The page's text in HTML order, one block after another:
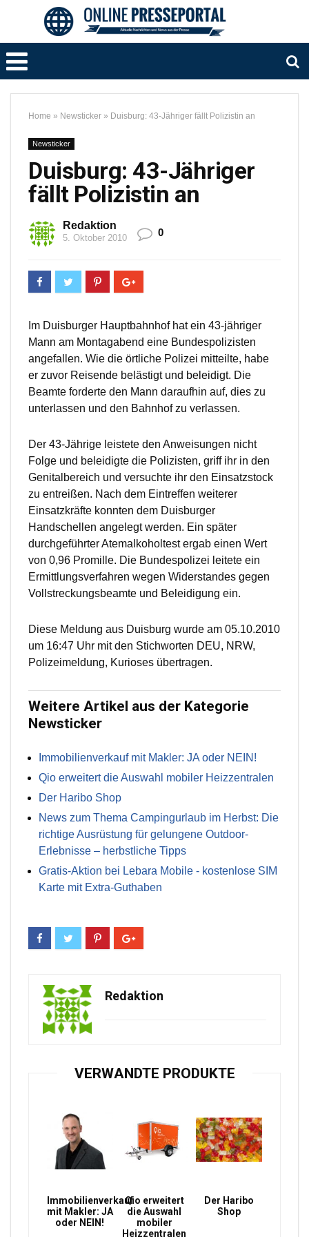
Home » Newsticker » Duisburg: 43-Jähriger fällt Polizistin an
Newsticker
Duisburg: 43-Jähriger
fällt Polizistin an
Redaktion
5. Oktober 2010 0
Im Duisburger Hauptbahnhof hat ein 43-jähriger
Mann am Montagabend eine Bundespolizisten
angefallen. Wie die örtliche Polizei mitteilte, habe
er zuvor Reisende belästigt und beleidigt. Die
Beamte forderte den Mann daraufhin auf, dies zu
unterlassen und den Bahnhof zu verlassen.
Der 43-Jährige leistete den Anweisungen nicht
Folge und beleidigte die Polizisten, griff ihr in den
Genitalbereich und versuchte ihr den Einsatzstock
zu entreißen. Nach dem Eintreffen weiterer
Einsatzkräfte konnten dem Duisburger
Handschellen angelegt werden. Ein später
durchgeführter Atemalkoholtest ergab einen Wert
von 0,96 Promille. Die Bundespolizei leitete ein
Ermittlungsverfahren wegen Widerstandes gegen
Vollstreckungsbeamte und Beleidigung ein.
Diese Meldung aus Duisburg wurde am 05.10.2010
um 16:47 Uhr mit den Stichworten DEU, NRW,
Polizeimeldung, Kurioses übertragen.
Weitere Artikel aus der Kategorie
Newsticker
Immobilienverkauf mit Makler: JA oder NEIN!
Qio erweitert die Auswahl mobiler Heizzentralen
Der Haribo Shop
News zum Thema Campingurlaub im Herbst: Die
richtige Ausrüstung für gelungene Outdoor-
Erlebnisse – herbstliche Tipps
Gratis-Aktion bei Lebara Mobile - kostenlose SIM
Karte mit Extra-Guthaben
Redaktion
VERWANDTE PRODUKTE
Immobilienverkauf
mit Makler: JA
oder NEIN!
Qio erweitert
die Auswahl
mobiler
Heizzentralen
Der Haribo
Shop